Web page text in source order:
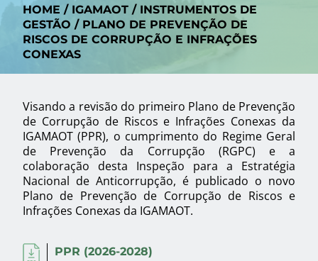
HOME / IGAMAOT / INSTRUMENTOS DE
GESTÃO / PLANO DE PREVENÇÃO DE
RISCOS DE CORRUPÇÃO E INFRAÇÕES
CONEXAS
Visando a revisão do primeiro Plano de Prevenção
de Corrupção de Riscos e Infrações Conexas da
IGAMAOT (PPR), o cumprimento do Regime Geral
de Prevenção da Corrupção (RGPC) e a
colaboração desta Inspeção para a Estratégia
Nacional de Anticorrupção, é publicado o novo
Plano de Prevenção de Corrupção de Riscos e
Infrações Conexas da IGAMAOT.
PPR (2026-2028)